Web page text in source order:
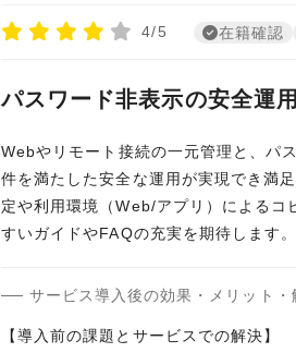
4/5 在籍確認
パスワード非表示の安全運
Webやリモート接続の一元管理と、パ
件を満たした安全な運用が実現でき満
定や利用環境（Web/アプリ）によるコ
すいガイドやFAQの充実を期待します
サービス導入後の効果・メリット
【導入前の課題とサービスでの解決】